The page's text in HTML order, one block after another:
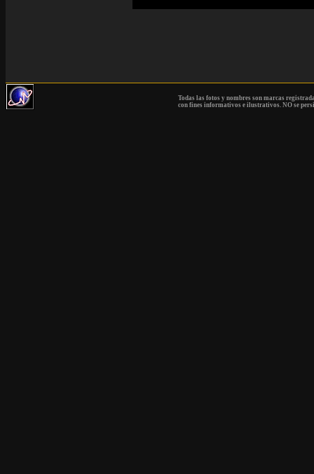
Todas las fotos y nombres son marcas
con fines informativos e ilustrativos. NO se